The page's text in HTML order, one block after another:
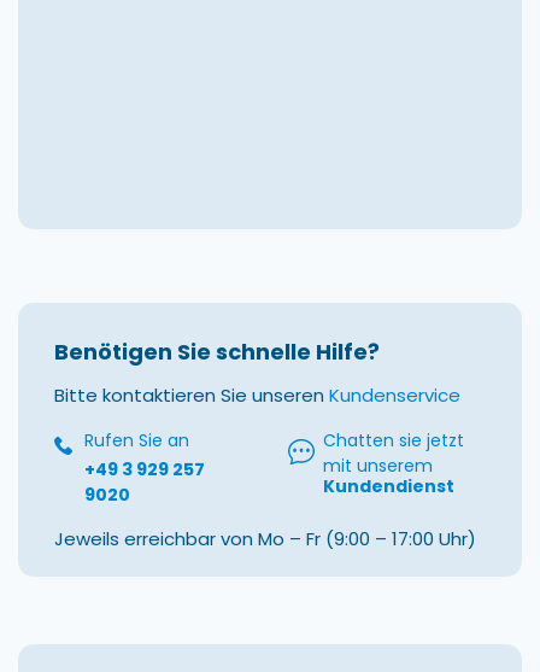
Benötigen Sie schnelle Hilfe?
Bitte kontaktieren Sie unseren Kundenservice
Rufen Sie an
+49 3 929 257
9020
Chatten sie jetzt
mit unserem
Kundendienst
Jeweils erreichbar von Mo – Fr (9:00 – 17:00 Uhr)